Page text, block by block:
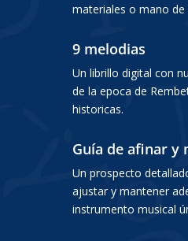
materiales o mano de
9 melodias
Un librillo digital con
de la epoca de
historicas.
Guía de afinar y
Un prospecto
ajustar y mantener
instrumento musical